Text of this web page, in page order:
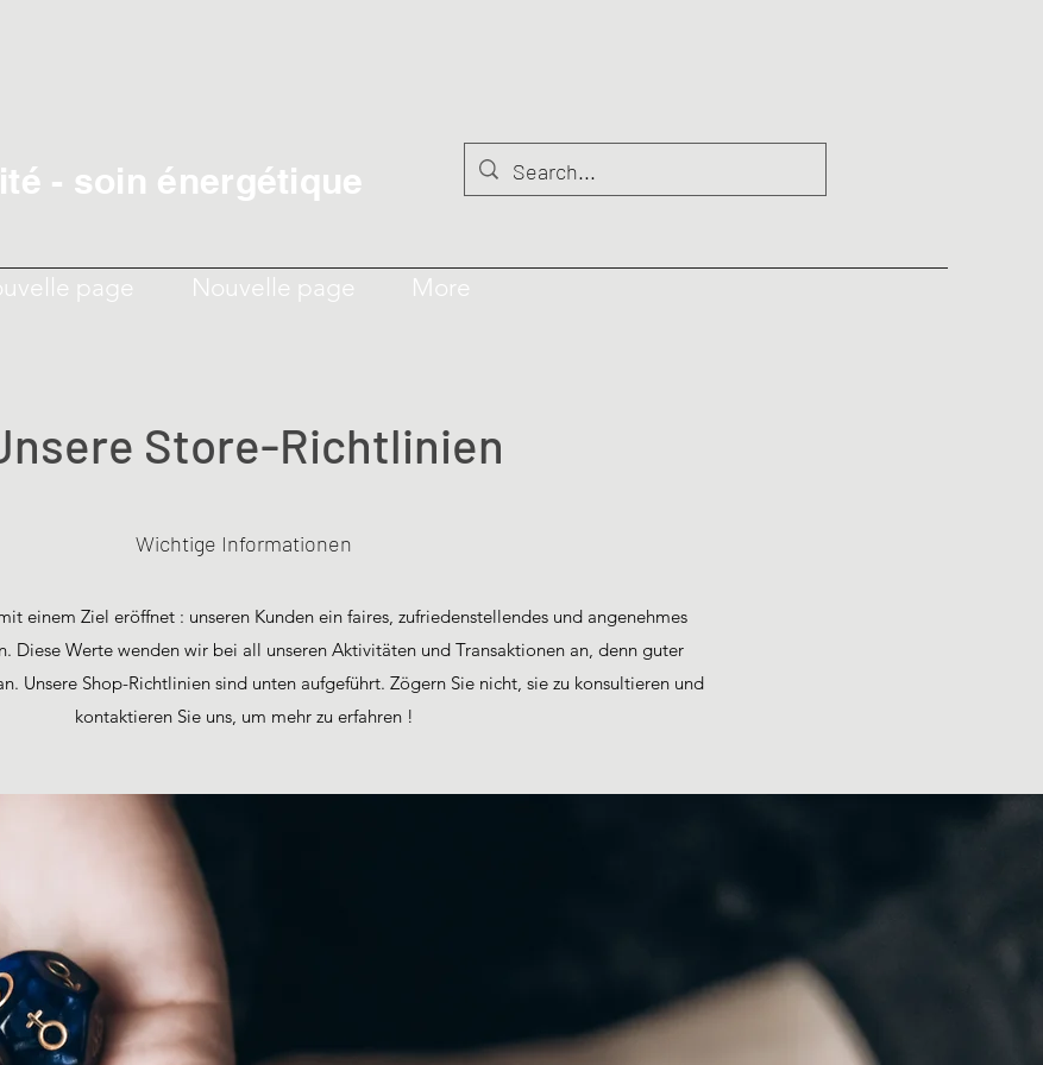
- soin énergétique
page Nouvelle page More
Store-Richtlinien
Wichtige Informationen
einem Ziel eröffnet : unseren Kunden ein faires, zufriedenstellendes und angenehmes
Diese Werte wenden wir bei all unseren Aktivitäten und Transaktionen an, denn guter
Unsere Shop-Richtlinien sind unten aufgeführt. Zögern Sie nicht, sie zu konsultieren und
kontaktieren Sie uns, um mehr zu erfahren !